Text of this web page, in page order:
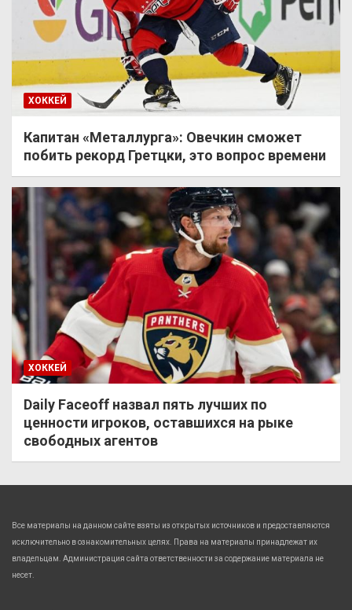
ХОККЕЙ
Капитан «Металлурга»: Овечкин сможет
побить рекорд Гретцки, это вопрос времени
ХОККЕЙ
Daily Faceoff назвал пять лучших по
ценности игроков, оставшихся на рыке
свободных агентов
Все материалы на данном сайте взяты из открытых источников и предоставляются
исключительно в ознакомительных целях. Права на материалы принадлежат их
владельцам. Администрация сайта ответственности за содержание материала не
несет.